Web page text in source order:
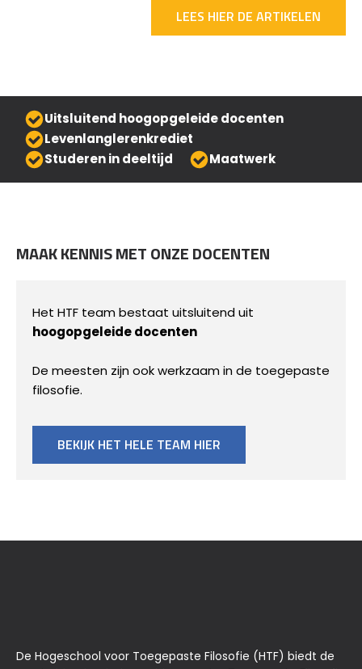
LEES HIER DE ARTIKELEN
Uitsluitend hoogopgeleide docenten​
Levenlanglerenkrediet
Studeren in deeltijd
Maatwerk
MAAK KENNIS MET ONZE DOCENTEN
Het HTF team bestaat uitsluitend uit
hoogopgeleide docenten
De meesten zijn ook werkzaam in de toegepaste
filosofie.
BEKIJK HET HELE TEAM HIER
De Hogeschool voor Toegepaste Filosofie (HTF) biedt de